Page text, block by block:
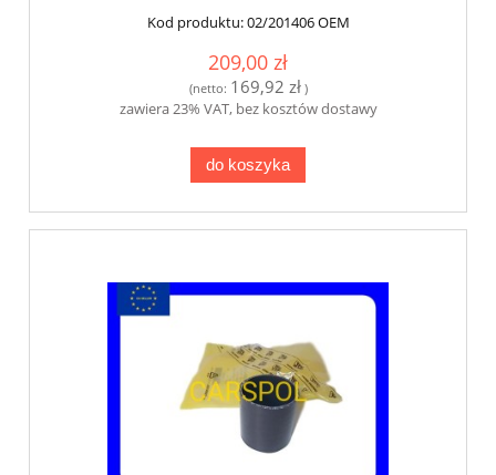
Kod produktu:02/201406 OEM
209,00 zł
(netto: 169,92 zł)
zawiera 23% VAT, bez kosztów dostawy
do koszyka